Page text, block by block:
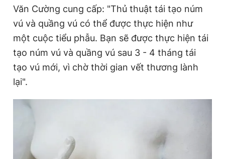
Đặt báo Quảng cáo RSS Tòa soạn Chính sách bảo
Tổng biên tập: Nguyễn Ngọc Toàn
Phó tổng biên tập thường trực: Hải Thành
Phó tổng biên tập: Lâm Hiếu Dũng
Phó tổng biên tập: Trần Việt Hưng
Tổng thư ký tòa soạn: Đức Trung
© 2003-2026 Bản quyền thuộc về Báo Thanh Niên. Cấm sao
chép dưới mọi hình thức nếu không có sự chấp thuận bằng văn
Văn Cường cung cấp: "Thủ thuật tái tạo núm
vú và quầng vú có thể được thực hiện như
một cuộc tiểu phẫu. Bạn sẽ được thực hiện tái
tạo núm vú và quầng vú sau 3 - 4 tháng tái
tạo vú mới, vì chờ thời gian vết thương lành
lại".